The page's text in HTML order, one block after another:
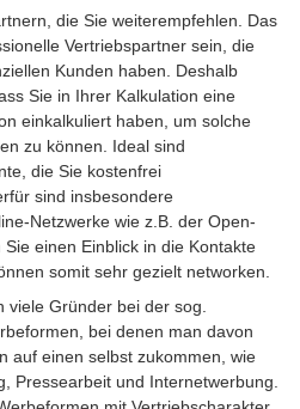
die Sie weiterempfehlen. Das
Vertriebspartner sein, die
Kunden haben. Deshalb
Sie in Ihrer Kalkulation eine
einkalkuliert haben, um solche
zu können. Ideal sind
die Sie kostenfrei
sind insbesondere
Netzwerke wie z.B. der Open-
einen Einblick in die Kontakte
somit sehr gezielt networken.
Gründer bei der sog.
bei denen man davon
auf einen selbst zukommen, wie
Pressearbeit und Internetwerbung.